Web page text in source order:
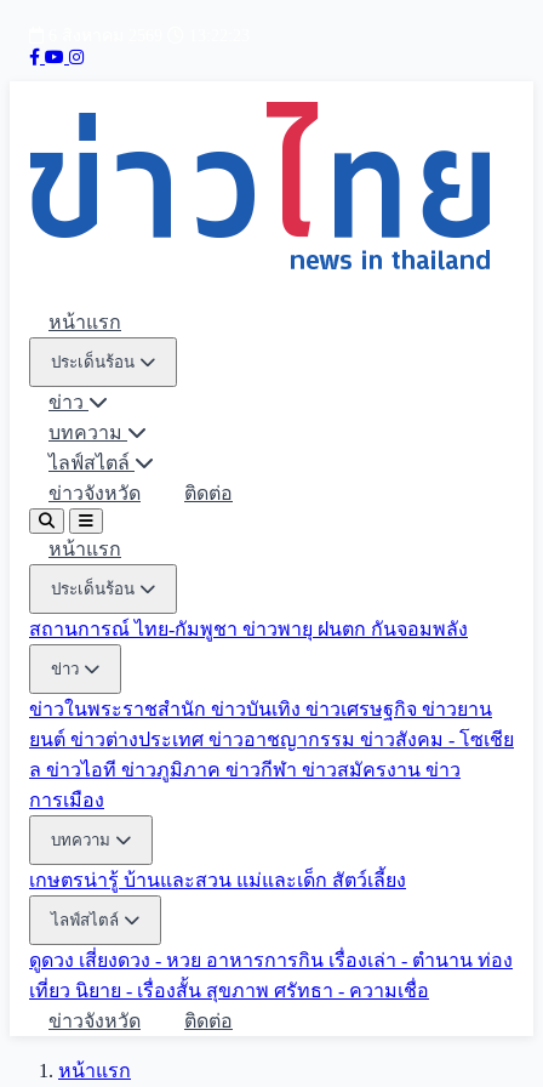
หน้าแรก
ประเด็นร้อน
ข่าว
บทความ
ไลฟ์สไตล์
ข่าวจังหวัด
ติดต่อ
หน้าแรก
ประเด็นร้อน
สถานการณ์ ไทย-กัมพูชา ข่าวพายุ ฝนตก กันจอมพลัง
ข่าว
ข่าวในพระราชสำนัก ข่าวบันเทิง ข่าวเศรษฐกิจ ข่าวยาน
ยนต์ ข่าวต่างประเทศ ข่าวอาชญากรรม ข่าวสังคม - โซเชีย
ล ข่าวไอที ข่าวภูมิภาค ข่าวกีฬา ข่าวสมัครงาน ข่าว
การเมือง
บทความ
เกษตรน่ารู้ บ้านและสวน แม่และเด็ก สัตว์เลี้ยง
ไลฟ์สไตล์
ดูดวง เสี่ยงดวง - หวย อาหารการกิน เรื่องเล่า - ตำนาน ท่อง
เที่ยว นิยาย - เรื่องสั้น สุขภาพ ศรัทธา - ความเชื่อ
ข่าวจังหวัด
ติดต่อ
หน้าแรก